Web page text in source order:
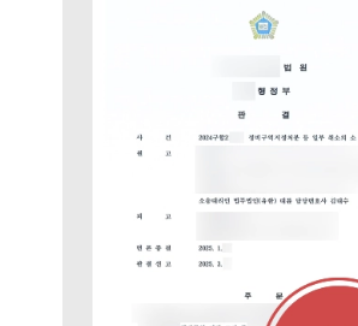
헌법·행정·규제·개혁그
전체
행정전문변호사
소식/자료